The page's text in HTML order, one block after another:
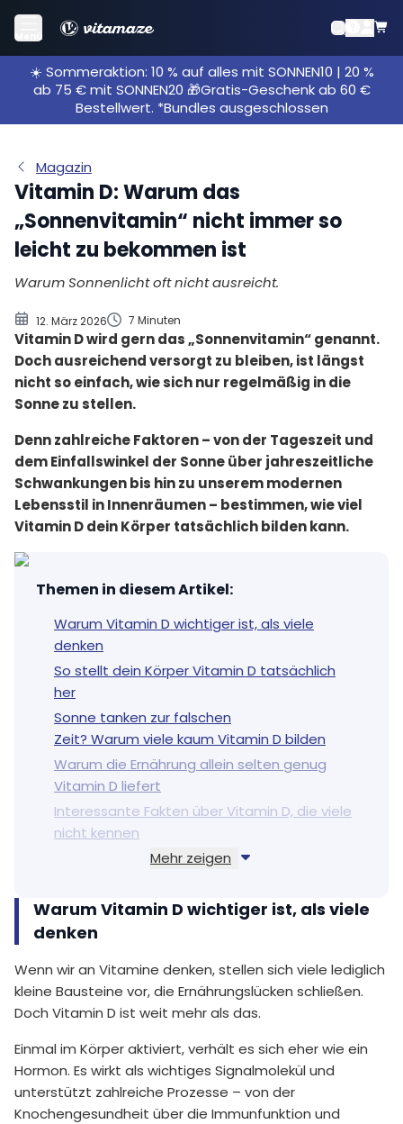
Menü
☀️ Sommeraktion: 10 % auf alles mit SONNEN10 | 20 %
ab 75 € mit SONNEN20 🎁Gratis-Geschenk ab 60 €
Bestellwert. *Bundles ausgeschlossen
Magazin
Vitamin D: Warum das
„Sonnenvitamin“ nicht immer so
leicht zu bekommen ist
Warum Sonnenlicht oft nicht ausreicht.
12. März 2026 7 Minuten
Vitamin D wird gern das „Sonnenvitamin“ genannt.
Doch ausreichend versorgt zu bleiben, ist längst
nicht so einfach, wie sich nur regelmäßig in die
Sonne zu stellen.
Denn zahlreiche Faktoren – von der Tageszeit und
dem Einfallswinkel der Sonne über jahreszeitliche
Schwankungen bis hin zu unserem modernen
Lebensstil in Innenräumen – bestimmen, wie viel
Vitamin D dein Körper tatsächlich bilden kann.
Themen in diesem Artikel:
Warum Vitamin D wichtiger ist, als viele
denken
So stellt dein Körper Vitamin D tatsächlich
her
Sonne tanken zur falschen
Zeit? Warum viele kaum Vitamin D bilden
Warum die Ernährung allein selten genug
Vitamin D liefert
Interessante Fakten über Vitamin D, die viele
nicht kennen
Faktoren, die beeinflussen, wie viel Vitamin D
Anzeichen dafür, dass du möglicherweise zu
wenig Vitamin D bekommst
Ein kleiner Nährstoff, der Aufmerksamkeit
verdient
Mehr zeigen
Warum Vitamin D wichtiger ist, als viele denken
So stellt dein Körper Vitamin D tatsächlich her
Sonne tanken zur falschen Zeit? Warum viele kaum
Vitamin D bilden
Warum die Ernährung allein selten genug Vitamin D
Interessante Fakten über Vitamin D, die viele nicht
kennen
Faktoren, die beeinflussen, wie viel Vitamin D dein
Körper produziert
Vitamin D bekommst
Wann Supplementierung sinnvoll sein kann
Ein kleiner Nährstoff, der Aufmerksamkeit verdient
Warum Vitamin D wichtiger ist, als viele
denken
Wenn wir an Vitamine denken, stellen sich viele lediglich
kleine Bausteine vor, die Ernährungslücken schließen.
Doch Vitamin D ist weit mehr als das.
Einmal im Körper aktiviert, verhält es sich eher wie ein
Hormon. Es wirkt als wichtiges Signalmolekül und
unterstützt zahlreiche Prozesse – von der
Knochengesundheit über die Immunfunktion und